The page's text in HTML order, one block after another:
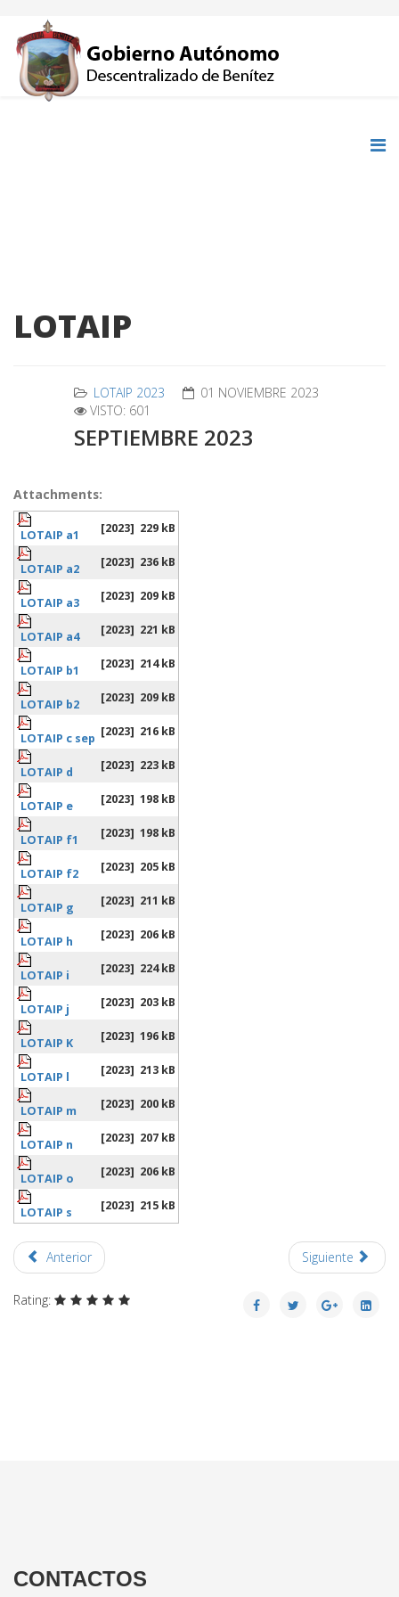
LOTAIP
LOTAIP 2023
01 NOVIEMBRE 2023
VISTO: 601
SEPTIEMBRE 2023
Attachments:
LOTAIP a1 [2023] 229 kB
LOTAIP a2 [2023] 236 kB
LOTAIP a3 [2023] 209 kB
LOTAIP a4 [2023] 221 kB
LOTAIP b1 [2023] 214 kB
LOTAIP b2 [2023] 209 kB
LOTAIP c sep [2023] 216 kB
LOTAIP d [2023] 223 kB
LOTAIP e [2023] 198 kB
LOTAIP f1 [2023] 198 kB
LOTAIP f2 [2023] 205 kB
LOTAIP g [2023] 211 kB
LOTAIP h [2023] 206 kB
LOTAIP i [2023] 224 kB
LOTAIP j [2023] 203 kB
LOTAIP K [2023] 196 kB
LOTAIP l [2023] 213 kB
LOTAIP m [2023] 200 kB
LOTAIP n [2023] 207 kB
LOTAIP o [2023] 206 kB
LOTAIP s [2023] 215 kB
Anterior Siguiente
Rating:
CONTACTOS